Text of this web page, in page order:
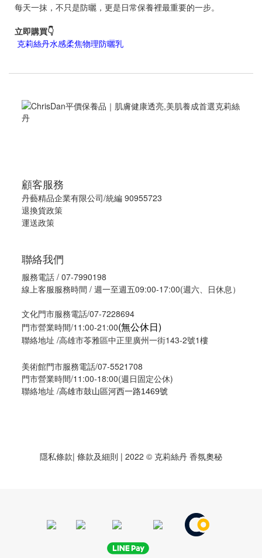
每天一抹，不只是防曬，更是日常保養裡最重要的一步。
立即購買👇
克莉絲丹水感柔焦物理防曬乳
顧客服務
丹藝精品企業有限公司/統編 90955723
退換貨政策
運送政策
聯絡我們
服務電話 / 07-7990198
線上客服服務時間 / 週一至週五09:00-17:00(週六、日休息）
文化門市服務電話/07-7228694
門市營業時間/11:00-21:00(無公休日)
聯絡地址 /高雄市苓雅區中正里廣州一街143-2號1樓
美術館門市服務電話/07-5521708
門市營業時間/11:00-18:00(週日固定公休)
聯絡地址 /高雄市鼓山區河西一路1469號
隱私條款| 條款及細則 | 2022 © 克莉絲丹 香氛奧秘